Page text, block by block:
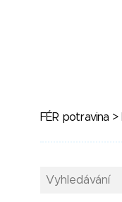
FÉR potravina >